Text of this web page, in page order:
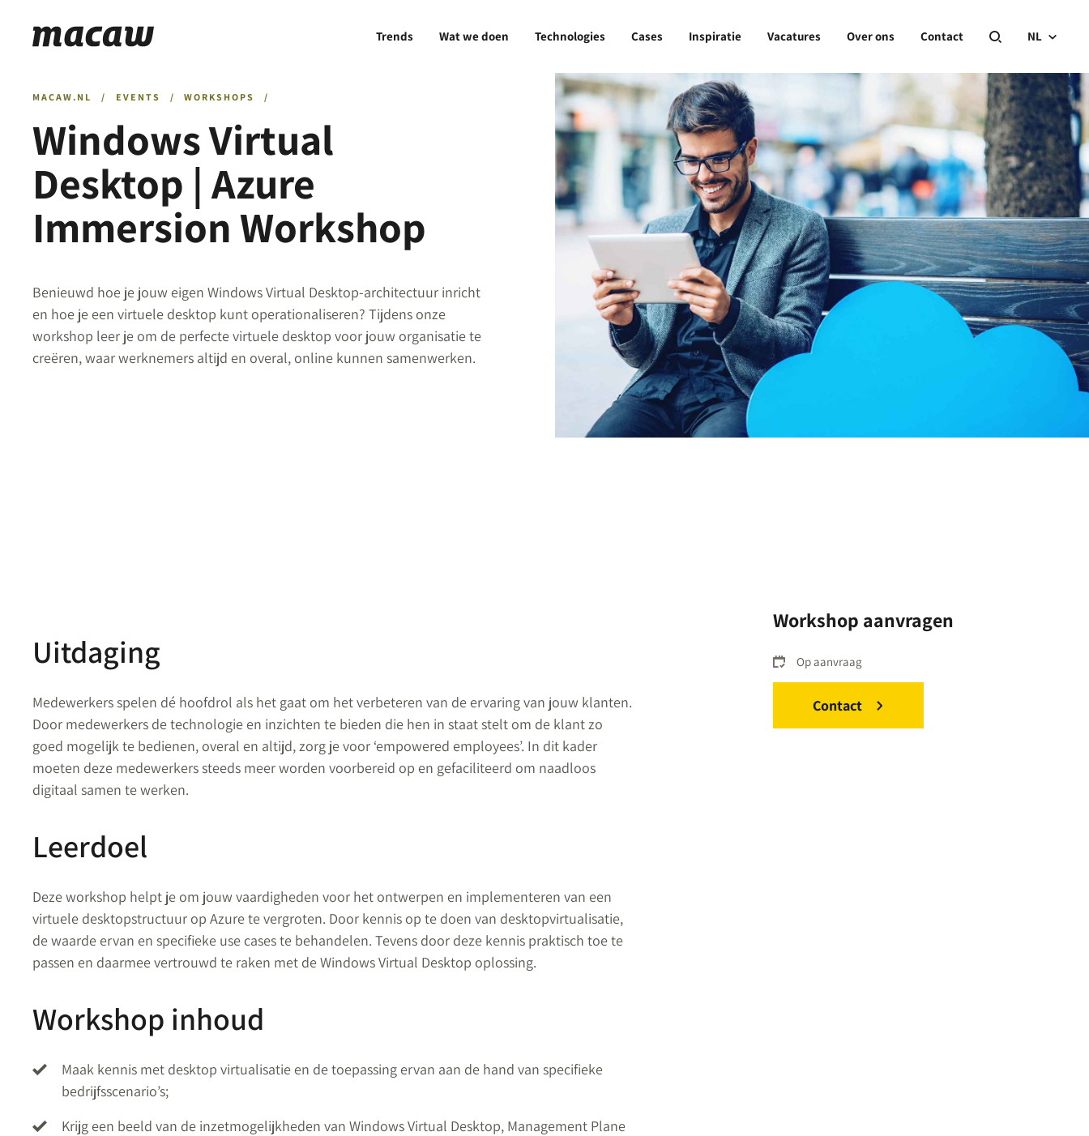
Trends Wat we doen Technologies Cases Inspiratie Vacatures Over ons Contact NL
MACAW.NL / EVENTS / WORKSHOPS /
Windows Virtual
Desktop | Azure
Immersion Workshop
Benieuwd hoe je jouw eigen Windows Virtual Desktop-architectuur inricht
en hoe je een virtuele desktop kunt operationaliseren? Tijdens onze
workshop leer je om de perfecte virtuele desktop voor jouw organisatie te
creëren, waar werknemers altijd en overal, online kunnen samenwerken.
Uitdaging
Medewerkers spelen dé hoofdrol als het gaat om het verbeteren van de ervaring van jouw klanten.
Door medewerkers de technologie en inzichten te bieden die hen in staat stelt om de klant zo
goed mogelijk te bedienen, overal en altijd, zorg je voor ‘empowered employees’. In dit kader
moeten deze medewerkers steeds meer worden voorbereid op en gefaciliteerd om naadloos
digitaal samen te werken.
Leerdoel
Deze workshop helpt je om jouw vaardigheden voor het ontwerpen en implementeren van een
virtuele desktopstructuur op Azure te vergroten. Door kennis op te doen van desktopvirtualisatie,
de waarde ervan en specifieke use cases te behandelen. Tevens door deze kennis praktisch toe te
passen en daarmee vertrouwd te raken met de Windows Virtual Desktop oplossing.
Workshop inhoud
Maak kennis met desktop virtualisatie en de toepassing ervan aan de hand van specifieke
bedrijfsscenario’s;
Krijg een beeld van de inzetmogelijkheden van Windows Virtual Desktop, Management Plane
Workshop aanvragen
Op aanvraag
Contact